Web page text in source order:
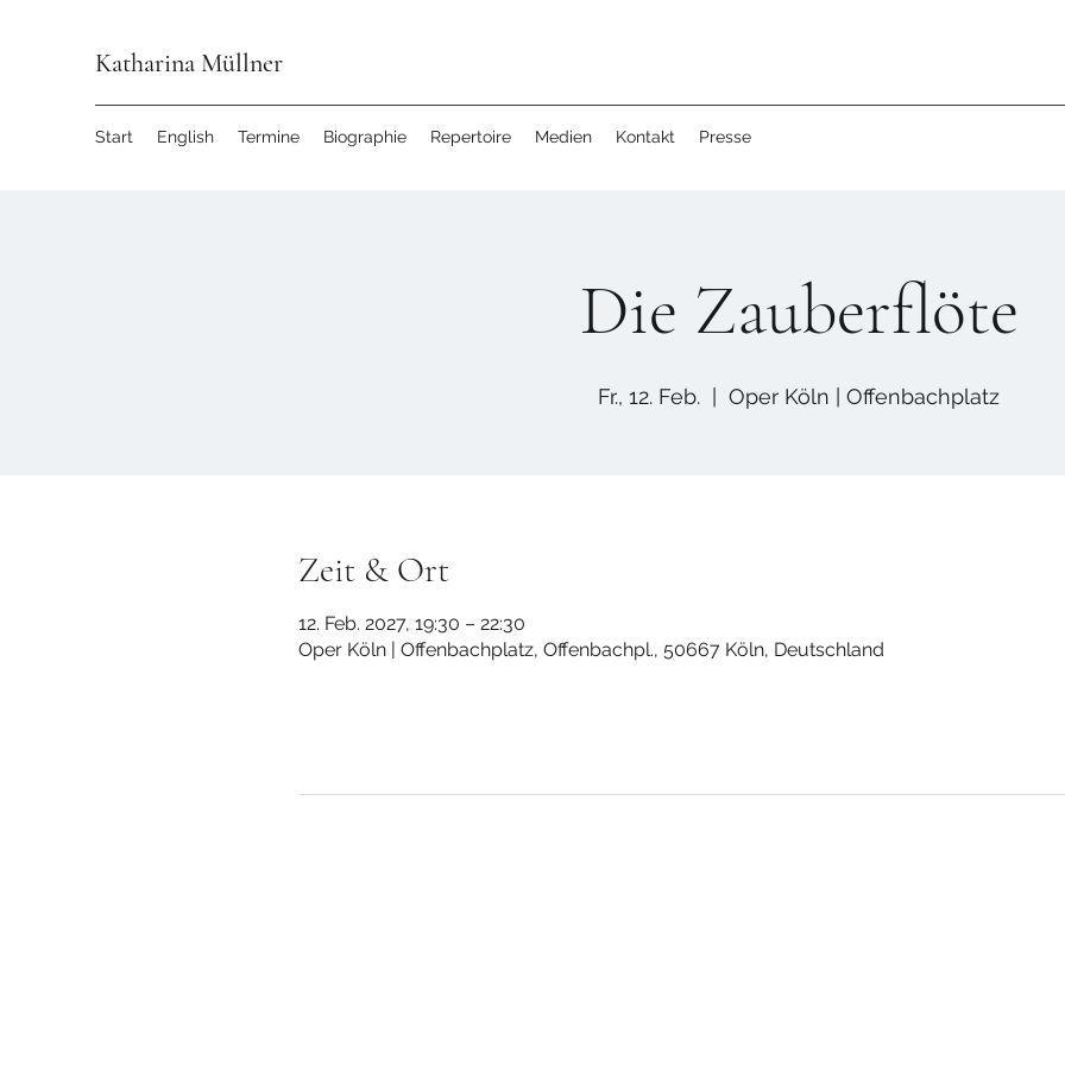
Katharina Müllner
Start English Termine Biographie Repertoire Medien Kontakt Presse
Die Zauberflöte
Fr., 12. Feb. Oper Köln | Offenbachplatz
Zeit & Ort
12. Feb. 2027, 19:30 – 22:30
Oper Köln | Offenbachplatz, Offenbachpl., 50667 Köln, Deutschland